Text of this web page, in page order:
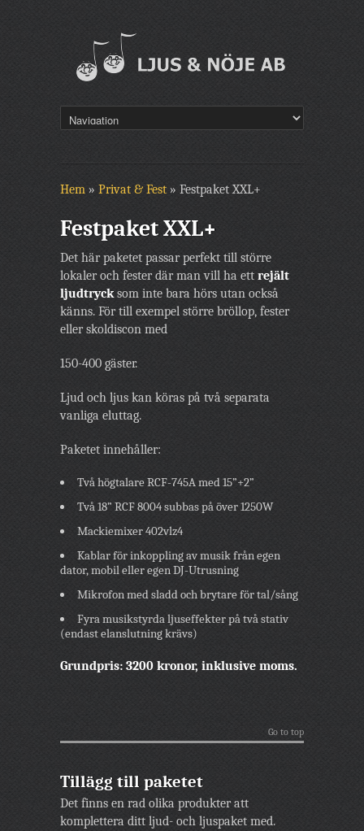
Hem » Privat & Fest » Festpaket XXL+
Festpaket XXL+
Det här paketet passar perfekt till större
lokaler och fester där man vill ha ett rejält
ljudtrycksom inte bara hörs utan också
känns. För till exempel större bröllop, fester
eller skoldiscon med
150-400 gäster.
Ljud och ljus kan köras på två separata
vanliga eluttag.
Paketet innehåller:
Två högtalare RCF-745A med 15”+2”
Två 18” RCF 8004 subbas på över 1250W
Mackiemixer 402vlz4
Kablar för inkoppling av musik från egen
dator, mobil eller egen DJ-Utrusning
Mikrofon med sladd och brytare för tal/sång
Fyra musikstyrda ljuseffekter på två stativ
(endast elanslutning krävs)
Grundpris: 3200 kronor, inklusive moms.
Go to top
Tillägg till paketet
Det finns en rad olika produkter att
komplettera ditt ljud- och ljuspaket med.